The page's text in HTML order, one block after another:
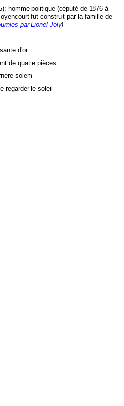
homme politique (député de 1876 à
fut construit par la famille de
par Lionel Joly)
d'or
de quatre pièces
solem
regarder le soleil